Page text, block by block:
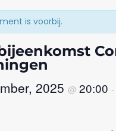
is voorbij.
2025 @ 20:00 -